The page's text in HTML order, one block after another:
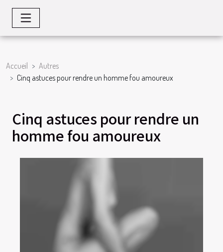
Accueil
Autres
Cinq astuces pour rendre un homme fou amoureux
Cinq astuces pour rendre un
homme fou amoureux